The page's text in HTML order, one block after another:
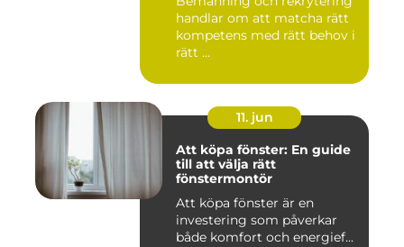
handlar om att matcha rätt
kompetens med rätt behov i
rätt ...
11. jun
Att köpa fönster: En guide
till att välja rätt
fönstermontör
Att köpa fönster är en
investering som påverkar
både komfort och energief...